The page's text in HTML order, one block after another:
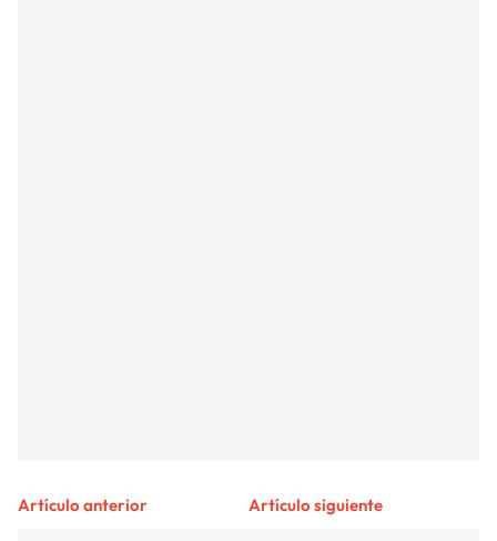
Artículo anterior Artículo siguiente